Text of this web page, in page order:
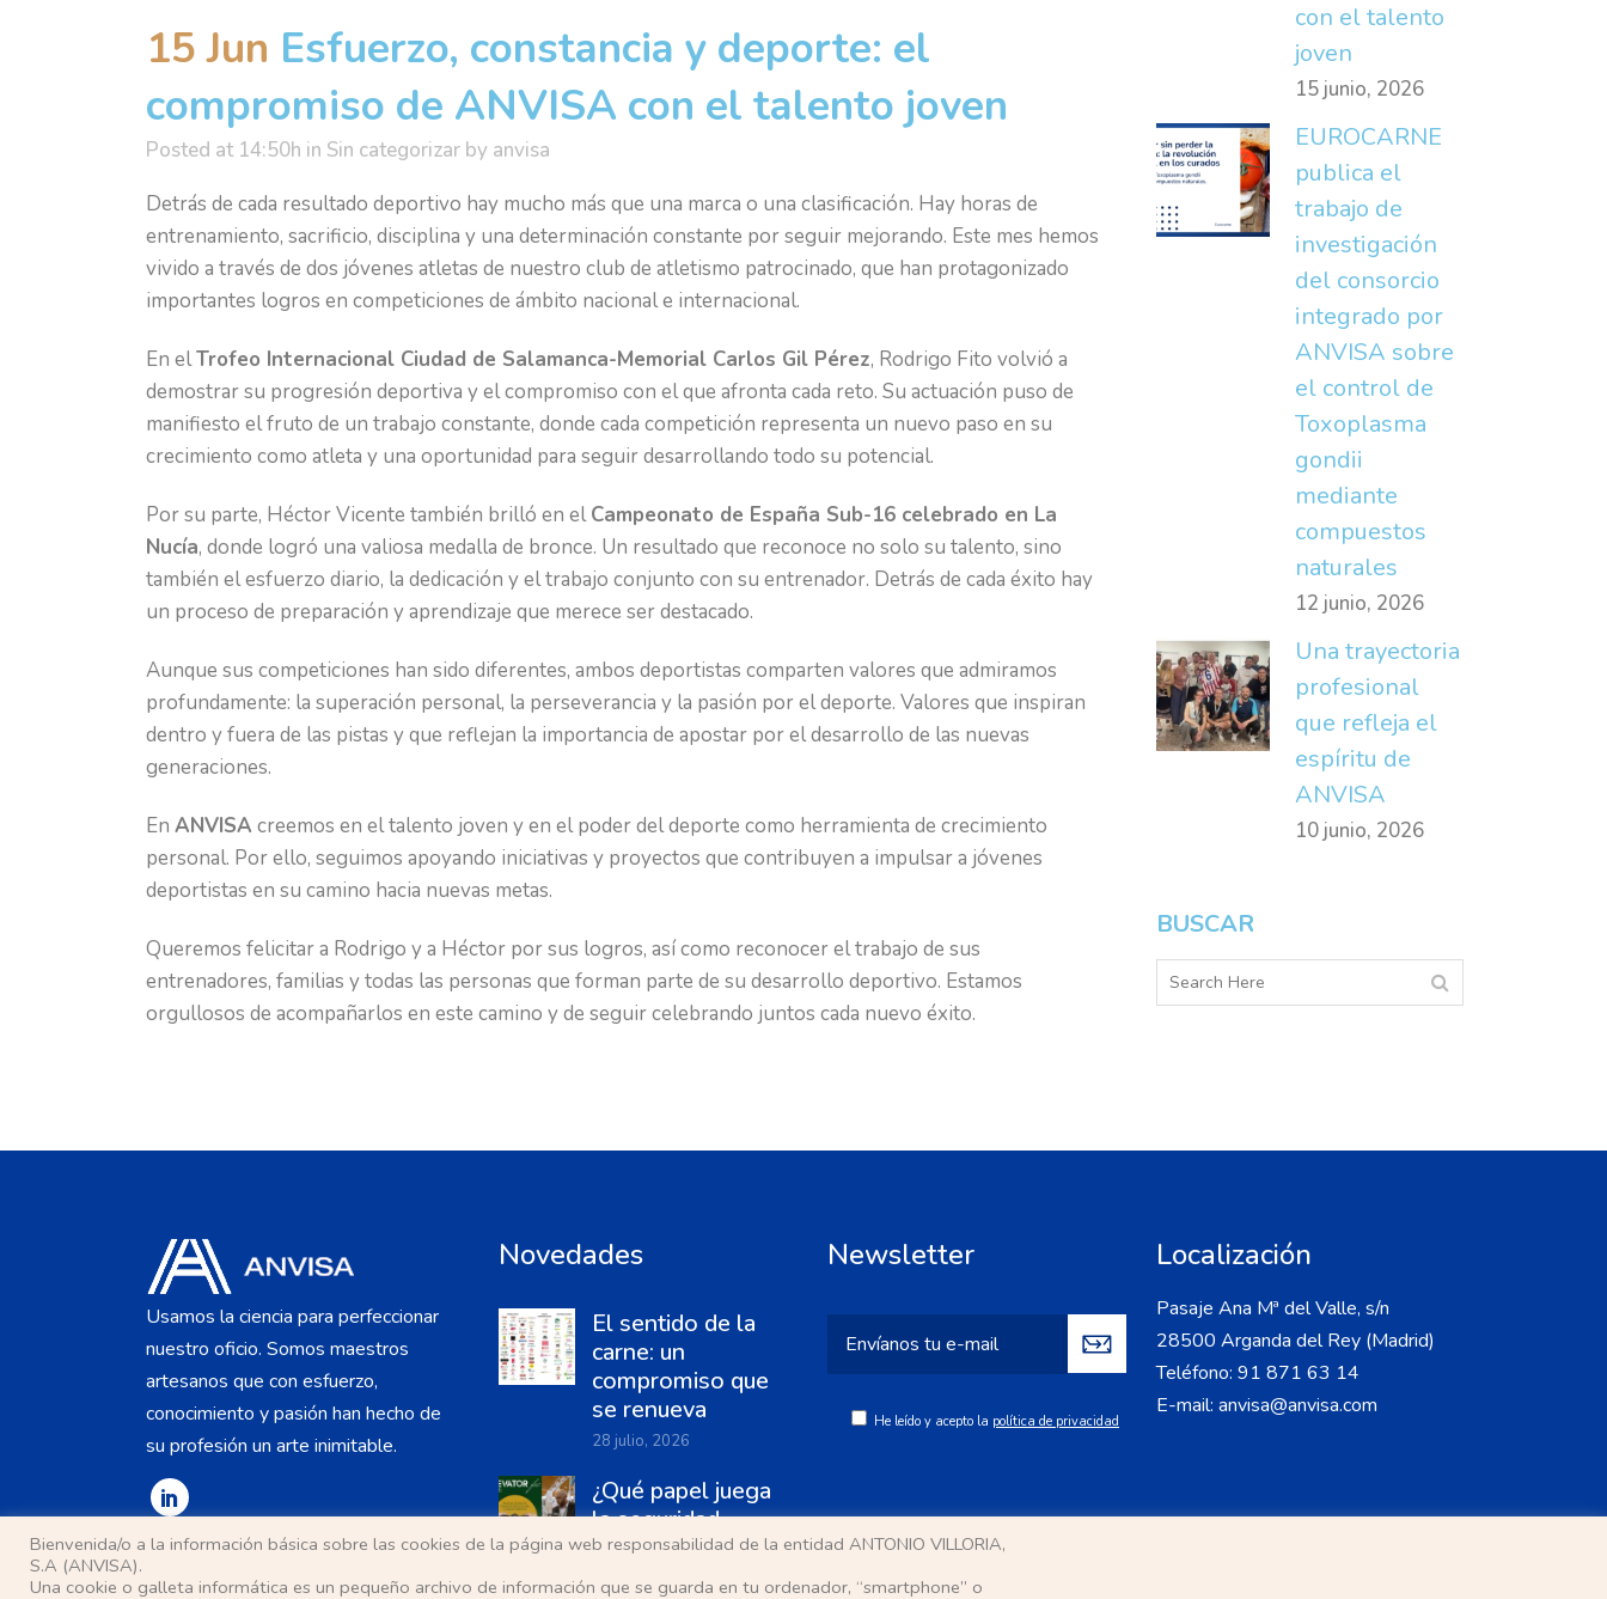
15 Jun Esfuerzo, constancia y deporte: el
compromiso de ANVISA con el talento joven
Posted at 14:50h in Sin categorizar by anvisa
Detrás de cada resultado deportivo hay mucho más que una marca o una clasificación. Hay horas de
entrenamiento, sacrificio, disciplina y una determinación constante por seguir mejorando. Este mes hemos
vivido a través de dos jóvenes atletas de nuestro club de atletismo patrocinado, que han protagonizado
importantes logros en competiciones de ámbito nacional e internacional.
En elTrofeo Internacional Ciudad de Salamanca-Memorial Carlos Gil Pérez, Rodrigo Fito volvió a
demostrar su progresión deportiva y el compromiso con el que afronta cada reto. Su actuación puso de
manifiesto el fruto de un trabajo constante, donde cada competición representa un nuevo paso en su
crecimiento como atleta y una oportunidad para seguir desarrollando todo su potencial.
Por su parte, Héctor Vicente también brilló en elCampeonato de España Sub-16 celebrado en La
Nucía, donde logró una valiosa medalla de bronce. Un resultado que reconoce no solo su talento, sino
también el esfuerzo diario, la dedicación y el trabajo conjunto con su entrenador. Detrás de cada éxito hay
un proceso de preparación y aprendizaje que merece ser destacado.
Aunque sus competiciones han sido diferentes, ambos deportistas comparten valores que admiramos
profundamente: la superación personal, la perseverancia y la pasión por el deporte. Valores que inspiran
dentro y fuera de las pistas y que reflejan la importancia de apostar por el desarrollo de las nuevas
generaciones.
En ANVISA creemos en el talento joven y en el poder del deporte como herramienta de crecimiento
personal. Por ello, seguimos apoyando iniciativas y proyectos que contribuyen a impulsar a jóvenes
deportistas en su camino hacia nuevas metas.
Queremos felicitar a Rodrigo y a Héctor por sus logros, así como reconocer el trabajo de sus
entrenadores, familias y todas las personas que forman parte de su desarrollo deportivo. Estamos
orgullosos de acompañarlos en este camino y de seguir celebrando juntos cada nuevo éxito.
con el talento
joven
15 junio, 2026
EUROCARNE
publica el
trabajo de
investigación
del consorcio
integrado por
ANVISA sobre
el control de
Toxoplasma
gondii
mediante
compuestos
naturales
12 junio, 2026
Una trayectoria
profesional
que refleja el
espíritu de
ANVISA
10 junio, 2026
BUSCAR
Usamos la ciencia para perfeccionar
nuestro oficio. Somos maestros
artesanos que con esfuerzo,
conocimiento y pasión han hecho de
su profesión un arte inimitable.
Novedades
El sentido de la
carne: un
compromiso que
se renueva
28 julio, 2026
¿Qué papel juega
la seguridad
alimentaria en la
industria cárnica?
Newsletter
He leído y acepto la política de privacidad
Localización
Pasaje Ana Mª del Valle, s/n
28500 Arganda del Rey (Madrid)
Teléfono: 91 871 63 14
E-mail: anvisa@anvisa.com
Bienvenida/o a la información básica sobre las cookies de la página web responsabilidad de la entidad ANTONIO VILLORIA,
S.A (ANVISA).
Una cookie o galleta informática es un pequeño archivo de información que se guarda en tu ordenador, “smartphone” o